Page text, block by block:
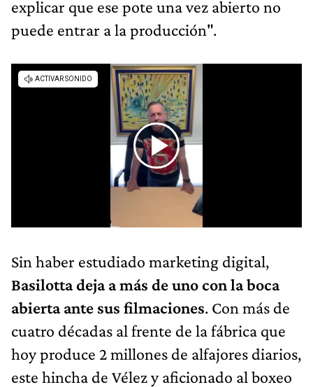
explicar que ese pote una vez abierto no
puede entrar a la producción".
Sin haber estudiado marketing digital,
Basilotta deja a más de uno con la boca
abierta ante sus filmaciones. Con más de
cuatro décadas al frente de la fábrica que
hoy produce 2 millones de alfajores diarios,
este hincha de Vélez y aficionado al boxeo